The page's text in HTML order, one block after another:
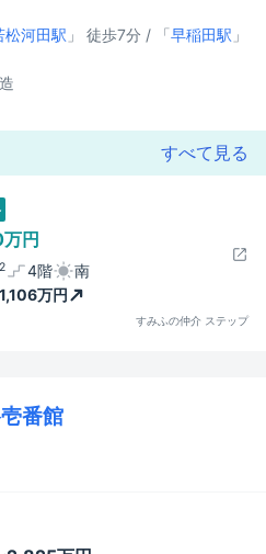
松河田駅 」 徒歩7分 / 「早稲田駅 」
すべて見る
円
2 4階
南
万円
すみふの仲介 ステップ
番館